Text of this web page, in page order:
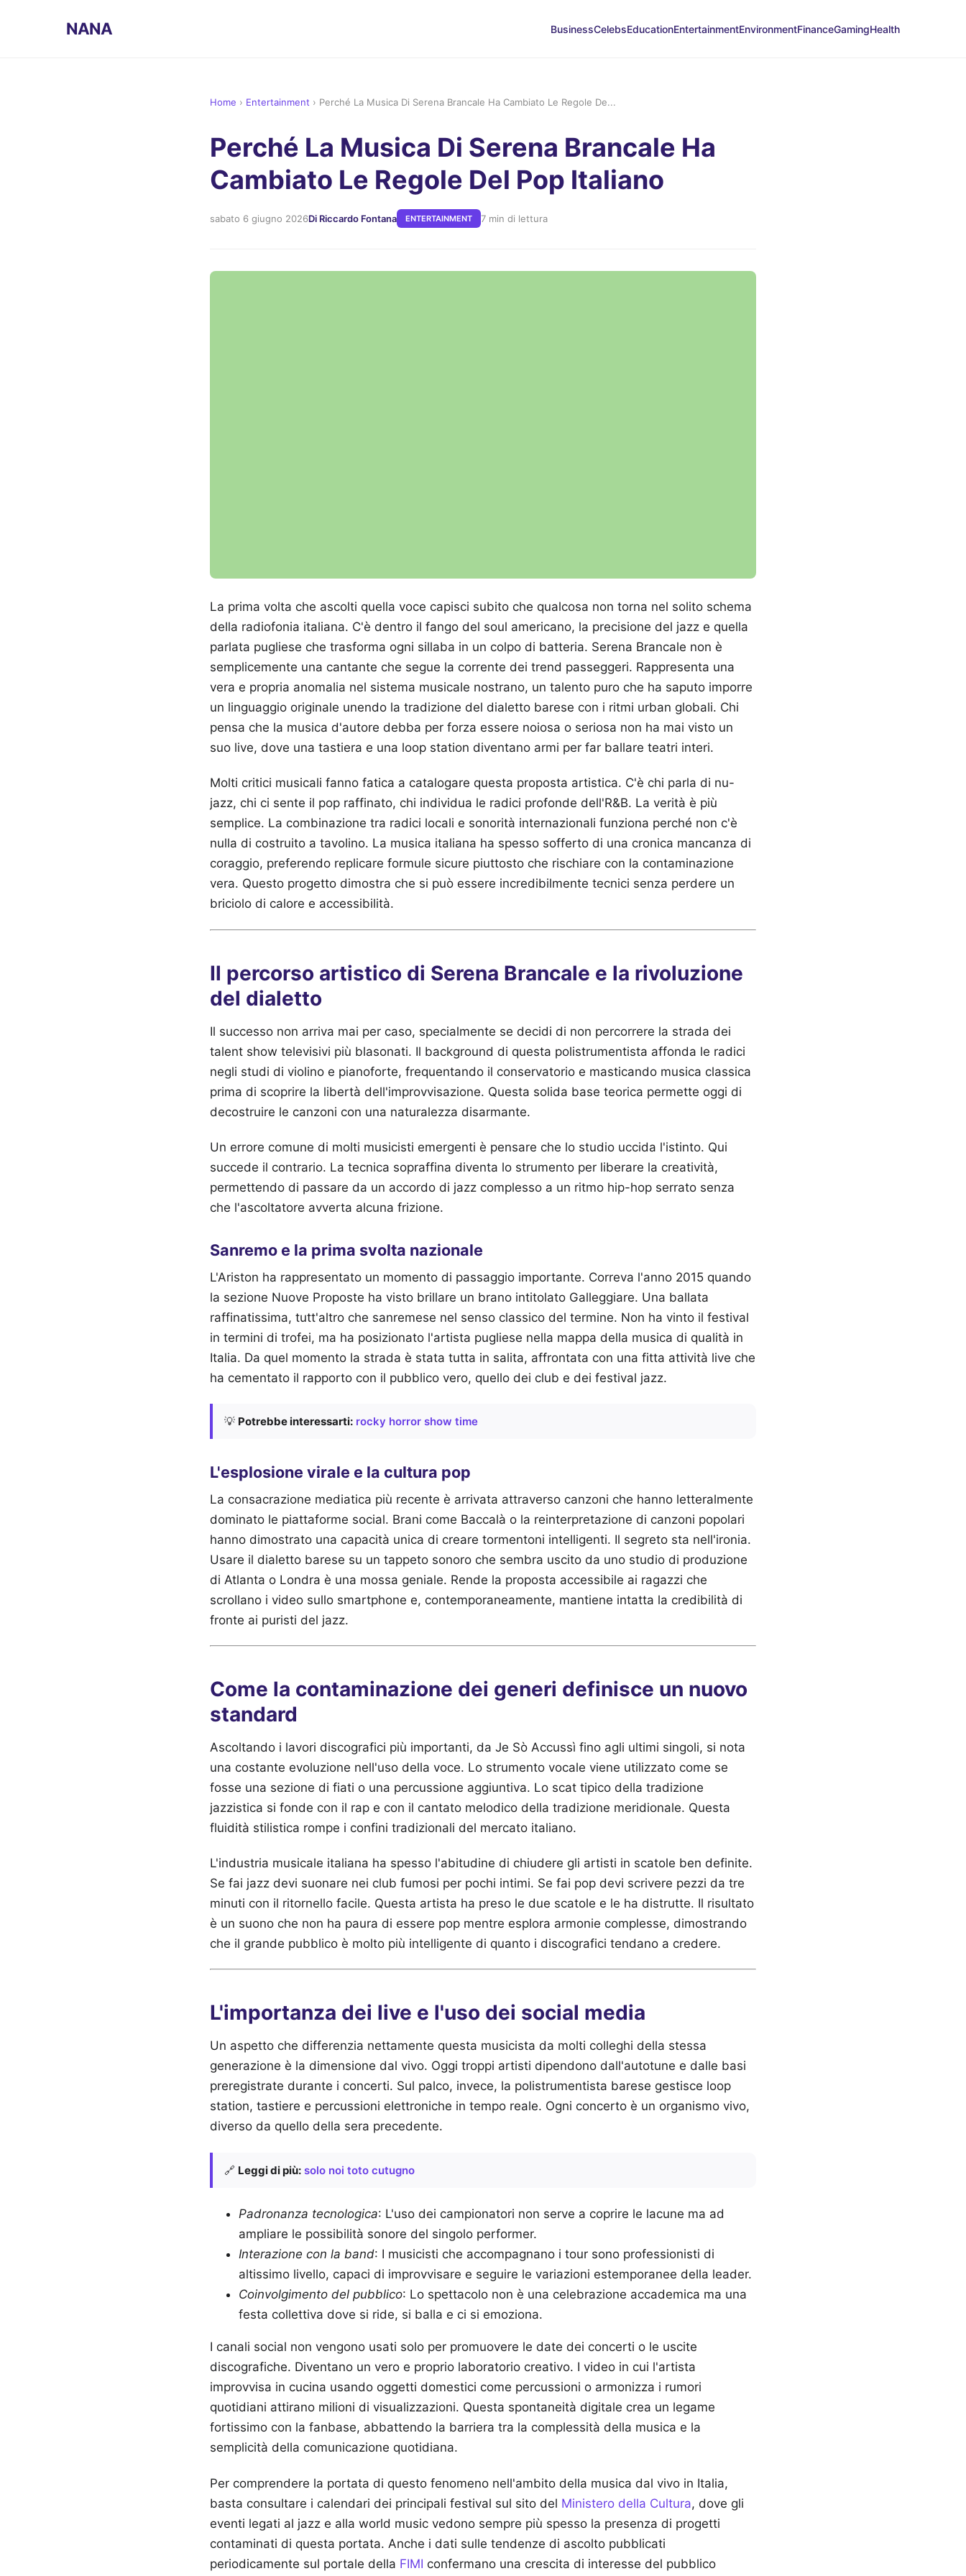
NANA BusinessCelebsEducationEntertainmentEnvironmentFinanceGamingHealth
Home › Entertainment › Perché La Musica Di Serena Brancale Ha Cambiato Le Regole De...
Perché La Musica Di Serena Brancale Ha
Cambiato Le Regole Del Pop Italiano
sabato 6 giugno 2026Di Riccardo Fontana ENTERTAINMENT 7 min di lettura
La prima volta che ascolti quella voce capisci subito che qualcosa non torna nel solito schema
della radiofonia italiana. C'è dentro il fango del soul americano, la precisione del jazz e quella
parlata pugliese che trasforma ogni sillaba in un colpo di batteria. Serena Brancale non è
semplicemente una cantante che segue la corrente dei trend passeggeri. Rappresenta una
vera e propria anomalia nel sistema musicale nostrano, un talento puro che ha saputo imporre
un linguaggio originale unendo la tradizione del dialetto barese con i ritmi urban globali. Chi
pensa che la musica d'autore debba per forza essere noiosa o seriosa non ha mai visto un
suo live, dove una tastiera e una loop station diventano armi per far ballare teatri interi.
Molti critici musicali fanno fatica a catalogare questa proposta artistica. C'è chi parla di nu-
jazz, chi ci sente il pop raffinato, chi individua le radici profonde dell'R&B. La verità è più
semplice. La combinazione tra radici locali e sonorità internazionali funziona perché non c'è
nulla di costruito a tavolino. La musica italiana ha spesso sofferto di una cronica mancanza di
coraggio, preferendo replicare formule sicure piuttosto che rischiare con la contaminazione
vera. Questo progetto dimostra che si può essere incredibilmente tecnici senza perdere un
briciolo di calore e accessibilità.
Il percorso artistico di Serena Brancale e la rivoluzione
del dialetto
Il successo non arriva mai per caso, specialmente se decidi di non percorrere la strada dei
talent show televisivi più blasonati. Il background di questa polistrumentista affonda le radici
negli studi di violino e pianoforte, frequentando il conservatorio e masticando musica classica
prima di scoprire la libertà dell'improvvisazione. Questa solida base teorica permette oggi di
decostruire le canzoni con una naturalezza disarmante.
Un errore comune di molti musicisti emergenti è pensare che lo studio uccida l'istinto. Qui
succede il contrario. La tecnica sopraffina diventa lo strumento per liberare la creatività,
permettendo di passare da un accordo di jazz complesso a un ritmo hip-hop serrato senza
che l'ascoltatore avverta alcuna frizione.
Sanremo e la prima svolta nazionale
L'Ariston ha rappresentato un momento di passaggio importante. Correva l'anno 2015 quando
la sezione Nuove Proposte ha visto brillare un brano intitolato Galleggiare. Una ballata
raffinatissima, tutt'altro che sanremese nel senso classico del termine. Non ha vinto il festival
in termini di trofei, ma ha posizionato l'artista pugliese nella mappa della musica di qualità in
Italia. Da quel momento la strada è stata tutta in salita, affrontata con una fitta attività live che
ha cementato il rapporto con il pubblico vero, quello dei club e dei festival jazz.
💡 Potrebbe interessarti: rocky horror show time
L'esplosione virale e la cultura pop
La consacrazione mediatica più recente è arrivata attraverso canzoni che hanno letteralmente
dominato le piattaforme social. Brani come Baccalà o la reinterpretazione di canzoni popolari
hanno dimostrato una capacità unica di creare tormentoni intelligenti. Il segreto sta nell'ironia.
Usare il dialetto barese su un tappeto sonoro che sembra uscito da uno studio di produzione
di Atlanta o Londra è una mossa geniale. Rende la proposta accessibile ai ragazzi che
scrollano i video sullo smartphone e, contemporaneamente, mantiene intatta la credibilità di
fronte ai puristi del jazz.
Come la contaminazione dei generi definisce un nuovo
standard
Ascoltando i lavori discografici più importanti, da Je Sò Accussì fino agli ultimi singoli, si nota
una costante evoluzione nell'uso della voce. Lo strumento vocale viene utilizzato come se
fosse una sezione di fiati o una percussione aggiuntiva. Lo scat tipico della tradizione
jazzistica si fonde con il rap e con il cantato melodico della tradizione meridionale. Questa
fluidità stilistica rompe i confini tradizionali del mercato italiano.
L'industria musicale italiana ha spesso l'abitudine di chiudere gli artisti in scatole ben definite.
Se fai jazz devi suonare nei club fumosi per pochi intimi. Se fai pop devi scrivere pezzi da tre
minuti con il ritornello facile. Questa artista ha preso le due scatole e le ha distrutte. Il risultato
è un suono che non ha paura di essere pop mentre esplora armonie complesse, dimostrando
che il grande pubblico è molto più intelligente di quanto i discografici tendano a credere.
L'importanza dei live e l'uso dei social media
Un aspetto che differenzia nettamente questa musicista da molti colleghi della stessa
generazione è la dimensione dal vivo. Oggi troppi artisti dipendono dall'autotune e dalle basi
preregistrate durante i concerti. Sul palco, invece, la polistrumentista barese gestisce loop
station, tastiere e percussioni elettroniche in tempo reale. Ogni concerto è un organismo vivo,
diverso da quello della sera precedente.
🔗 Leggi di più: solo noi toto cutugno
Padronanza tecnologica: L'uso dei campionatori non serve a coprire le lacune ma ad
ampliare le possibilità sonore del singolo performer.
Interazione con la band: I musicisti che accompagnano i tour sono professionisti di
altissimo livello, capaci di improvvisare e seguire le variazioni estemporanee della leader.
Coinvolgimento del pubblico: Lo spettacolo non è una celebrazione accademica ma una
festa collettiva dove si ride, si balla e ci si emoziona.
I canali social non vengono usati solo per promuovere le date dei concerti o le uscite
discografiche. Diventano un vero e proprio laboratorio creativo. I video in cui l'artista
improvvisa in cucina usando oggetti domestici come percussioni o armonizza i rumori
quotidiani attirano milioni di visualizzazioni. Questa spontaneità digitale crea un legame
fortissimo con la fanbase, abbattendo la barriera tra la complessità della musica e la
semplicità della comunicazione quotidiana.
Per comprendere la portata di questo fenomeno nell'ambito della musica dal vivo in Italia,
basta consultare i calendari dei principali festival sul sito del Ministero della Cultura, dove gli
eventi legati al jazz e alla world music vedono sempre più spesso la presenza di progetti
contaminati di questa portata. Anche i dati sulle tendenze di ascolto pubblicati
periodicamente sul portale della FIMI confermano una crescita di interesse del pubblico